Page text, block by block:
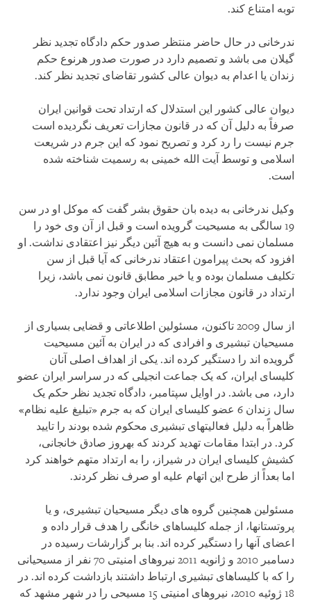
توبه امتناع کند.
ندرخانی در حال حاضر منتظر صدور حکم دادگاه تجدید نظر
گیلان می باشد و تصمیم دارد در صورت صدور هرنوع حکم
زندان یا اعدام به دیوان عالی کشور تقاضای تجدید نظر کند.
دیوان عالی کشور این استدلال که ارتداد تحت قوانین ایران
صرفاً به دلیل آن که در قانون مجازات تعریف نگردیده است
جرم نیست را رد کرد و تصریح نمود که این جرم در شریعت
اسلامی و توسط آیت الله خمینی به رسمیت شناخته شده
است.
وکیل ندرخانی به دیده بان حقوق بشر گفت که موکل او در سن
19 سالگی به مسیحیت گرویده است و قبل از آن وی خود را
مسلمان نمی دانست و به هیچ آئین دیگر نیز اعتقادی نداشت. او
افزود که بحث پیرامون اعتقاد ندرخانی که آیا قبل از سن
تکلیف مسلمان بوده و یا خیر مطابق قانون نمی باشد، زیرا
ارتداد در قانون مجازات اسلامی ایران وجود ندارد.
از سال 2009 تاکنون، مسئولین اطلاعاتی و قضایی بسیاری از
مسیحیان تبشیری و افرادی که در ایران به آئین مسیحیت
گرویده اند را دستگیر کرده اند. یکی از اهداف اصلی آنان
کلیسای ایران، که یک جماعت انجیلی که در سراسر ایران عضو
دارد، می باشد. در اوایل سپتامبر، دادگاه تجدید نظر حکم یک
سال زندان 6 عضو کلیسای ایران که به جرم «تبلیغ علیه نظام»
ظاهراً به دلیل فعالیت‏های تبشیری محکوم شده بودند را تایید
کرد. در ابتدا مقامات تهدید کردند که بهروز صادق خانجانی،
کشیش کلیسای ایران در شیراز، را به ارتداد متهم خواهند کرد
اما بعداً از طرح این اتهام علیه او صرف نظر کردند.
مسئولین همچنین گروه های دیگر مسیحیان تبشیری، و یا
پروتستان‏ها، از جمله کلیساهای خانگی را هدف قرار داده و
اعضای آنها را دستگیر کرده اند. بنا بر گزارشات رسیده در
دسامبر 2010 و ژانویه 2011 نیروهای امنیتی 70 نفر از مسیحیانی
را که با کلیساهای تبشیری ارتباط داشتند بازداشت کرده اند. در
18 ژوئیه 2010، نیروهای امنیتی 15 مسیحی را در شهر مشهد که